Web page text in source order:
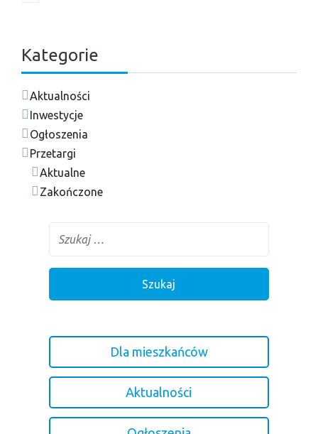
Kategorie
Aktualności
Inwestycje
Ogłoszenia
Przetargi
Aktualne
Zakończone
Dla mieszkańców
Aktualności